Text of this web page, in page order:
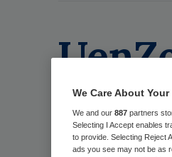
van
We Care About
We and our 887 partners
Selecting I Accept enables
to provide. Selecting Reject
ads you see may not be as